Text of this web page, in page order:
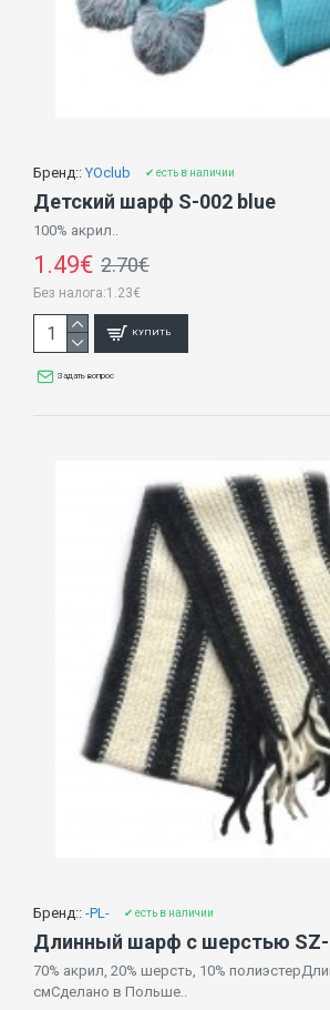
Бренд:: YOclub ✔ есть в наличии
Детский шарф S-002 blue
100% акрил..
1.49€ 2.70€
Без налога:1.23€
КУПИТЬ
Задать вопрос
Бренд:: -PL- ✔ есть в наличии
Длинный шарф с шерстью SZ-
70% акрил, 20% шерсть, 10%
смСделано в Польше..